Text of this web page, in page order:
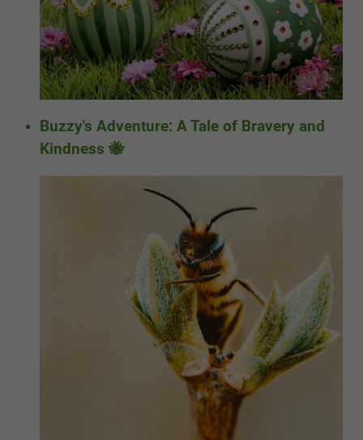
Buzzy's Adventure: A Tale of Bravery and
Kindness 🐝